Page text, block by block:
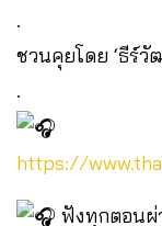
.
ชวนคุยโดย ‘ธีร์วั
.
https://
ฟังทุกตอนผ่